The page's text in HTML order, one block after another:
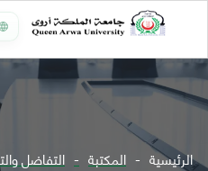
الرئيسية المكتبة التفاضل